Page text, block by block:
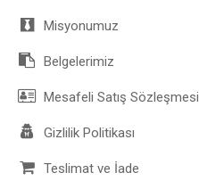
Misyonumuz
Belgelerimiz
Mesafeli Satış Sözleşmesi
Gizlilik Politikası
Teslimat ve İade